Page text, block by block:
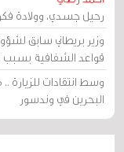
رحيل جسدي، وولادة
وزير بريطاني سابق
قواعد الشفافية بسبب
وسط انتقادات
البحرين في وندسور